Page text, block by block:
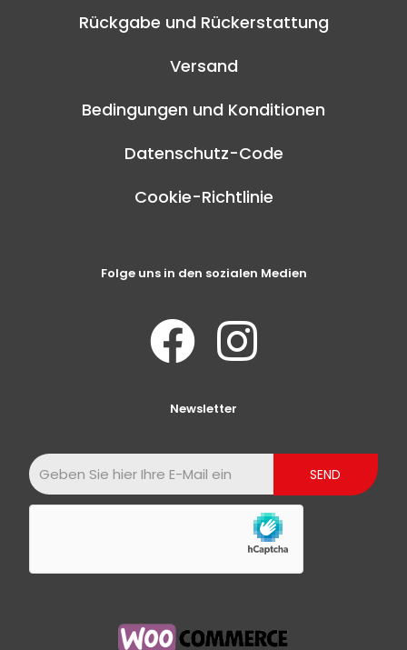
Rückgabe und Rückerstattung
Versand
Bedingungen und Konditionen
Datenschutz-Code
Cookie-Richtlinie
Folge uns in den sozialen Medien
Newsletter